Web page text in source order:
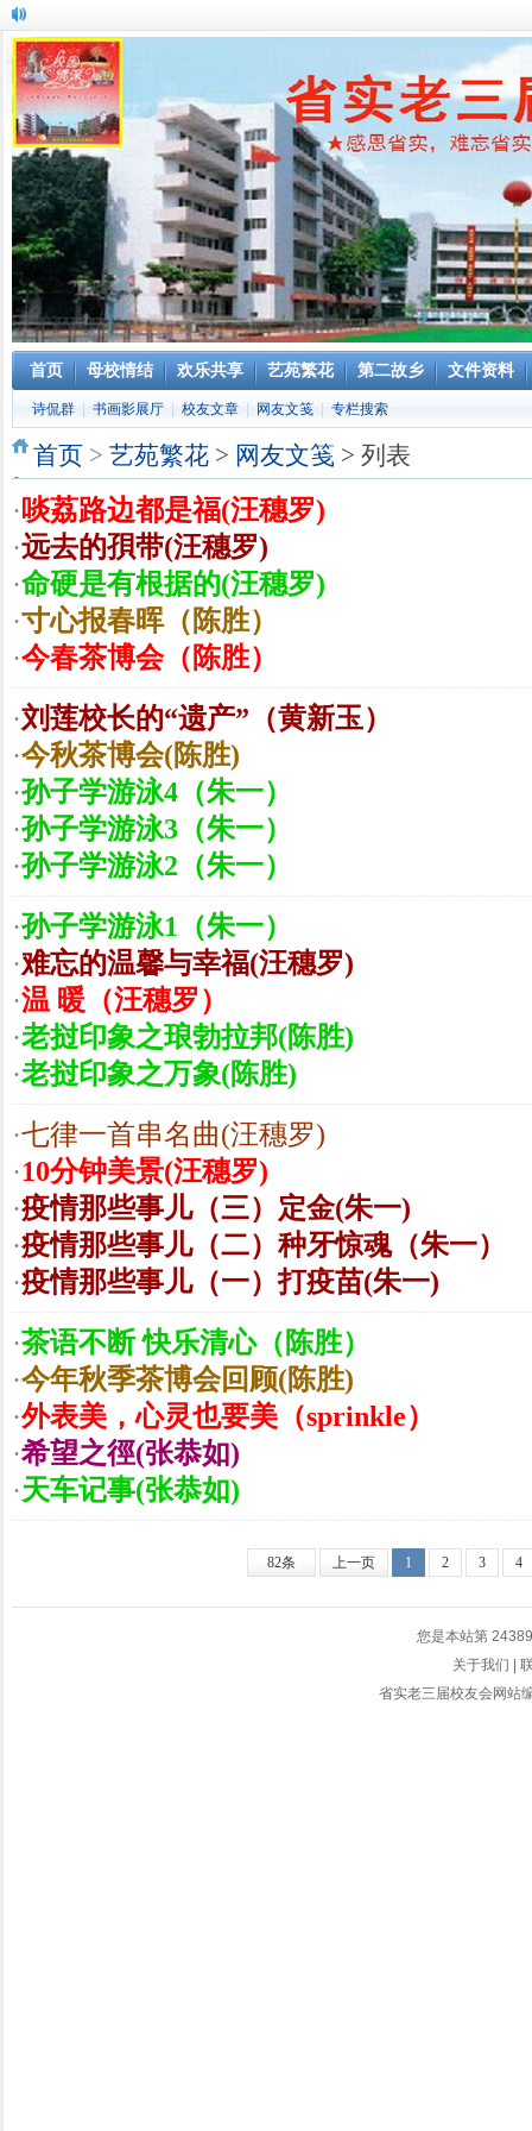
首页 母校情结 欢乐共享 艺苑繁花 第二故乡 文件资料
诗侃群 书画影展厅 校友文章 网友文笺 专栏搜索
首页 > 艺苑繁花 > 网友文笺 > 列表
·啖荔路边都是福(汪穗罗)
·远去的孭带(汪穗罗)
·命硬是有根据的(汪穗罗)
·寸心报春晖（陈胜）
·今春茶博会（陈胜）
·刘莲校长的“遗产”（黄新玉）
·今秋茶博会(陈胜)
·孙子学游泳4（朱一）
·孙子学游泳3（朱一）
·孙子学游泳2（朱一）
·孙子学游泳1（朱一）
·难忘的温馨与幸福(汪穗罗)
·温 暖（汪穗罗）
·老挝印象之琅勃拉邦(陈胜)
·老挝印象之万象(陈胜)
·七律一首串名曲(汪穗罗)
·10分钟美景(汪穗罗)
·疫情那些事儿（三）定金(朱一)
·疫情那些事儿（二）种牙惊魂（朱一）
·疫情那些事儿（一）打疫苗(朱一)
·茶语不断 快乐清心（陈胜）
·今年秋季茶博会回顾(陈胜)
·外表美，心灵也要美（sprinkle）
·希望之徑(张恭如)
·天车记事(张恭如)
82条 上一页 1 2 3 4
您是本站第
关于我们
省实老三届校友会网站